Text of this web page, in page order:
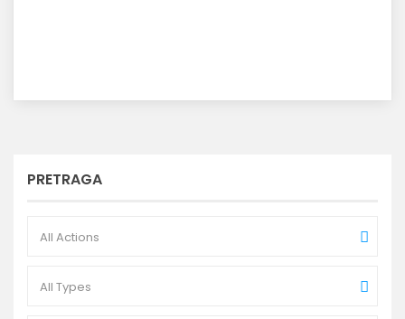
PRETRAGA
All Actions
All Types